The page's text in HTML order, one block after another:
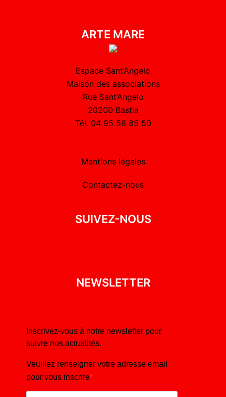
ARTE MARE
Espace Sant’Angelo
Maison des associations
Rue Sant’Angelo
20200 Bastia
Tél. 04 95 58 85 50
Mentions légales
Contactez-nous
SUIVEZ-NOUS
NEWSLETTER
Inscrivez-vous à notre newsletter pour
suivre nos actualités.
Veuillez renseigner votre adresse email
pour vous inscrire